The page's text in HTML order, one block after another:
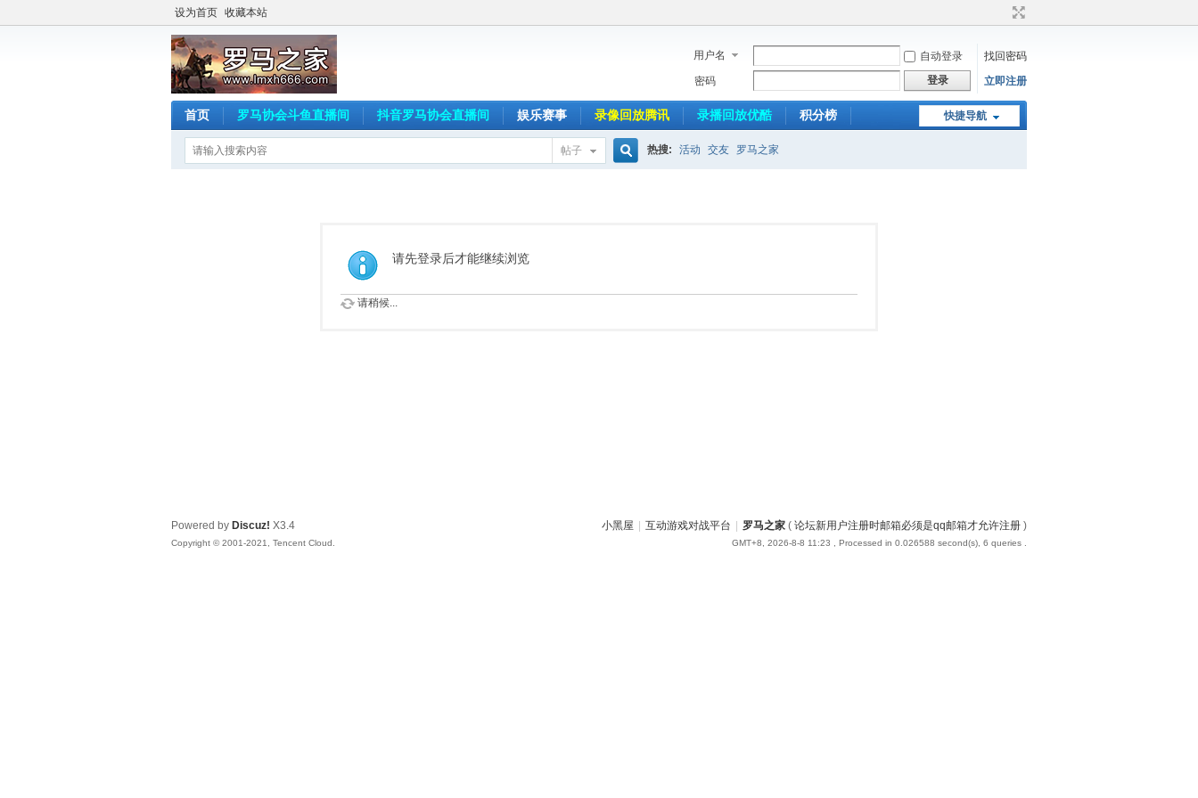
设为首页 收藏本站
用户名 自动登录
找回密码
密码
登录 立即注册
快捷导航
首页 罗马协会斗鱼直播间 抖音罗马协会直播间 娱乐赛事 录像回放腾讯 录播回放优酷 积分榜
帖子 热搜: 活动 交友 罗马之家
请先登录后才能继续浏览
请稍候...
小黑屋 互动游戏对战平台 罗马之家 ( 论坛新用户注册时邮箱必须是qq邮箱才允许注册 )
GMT+8, 2026-8-8 11:23 , Processed in 0.026588 second(s), 6 queries .
Powered by Discuz! X3.4
Copyright © 2001-2021, Tencent Cloud.